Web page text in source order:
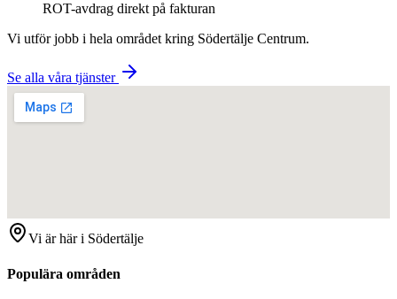
ROT-avdrag direkt på fakturan
Vi utför jobb i hela området kring Södertälje Centrum.
Se alla våra tjänster
Vi är här i Södertälje
Populära områden